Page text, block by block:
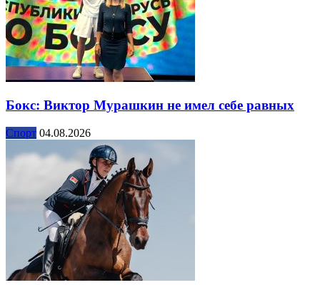
Бокс: Виктор Мурашкин не имел себе равных
Спорт 04.08.2026